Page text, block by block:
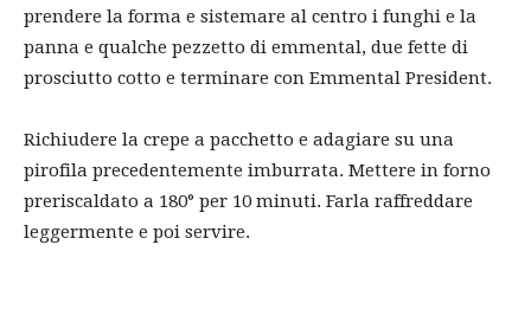
prendere la forma e sistemare al centro i funghi e la
panna e qualche pezzetto di emmental, due fette di
prosciutto cotto e terminare con Emmental President.
Richiudere la crepe a pacchetto e adagiare su una
pirofila precedentemente imburrata. Mettere in forno
preriscaldato a 180° per 10 minuti. Farla raffreddare
leggermente e poi servire.